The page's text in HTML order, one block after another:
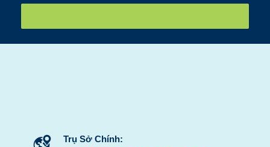
Trụ Sở Chính: